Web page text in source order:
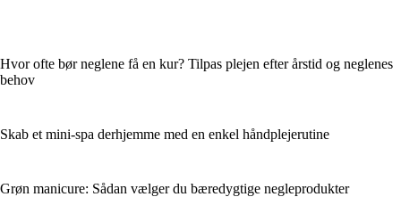
Hvor ofte bør neglene få en kur? Tilpas plejen efter årstid og neglenes
behov
Skab et mini-spa derhjemme med en enkel håndplejerutine
Grøn manicure: Sådan vælger du bæredygtige negleprodukter